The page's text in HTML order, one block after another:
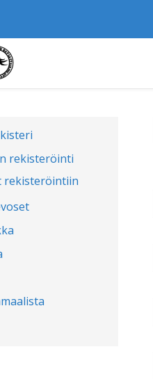
rekisteröinti
rekisteröintiin